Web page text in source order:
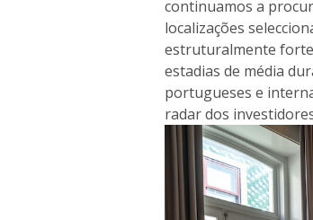
continuamos a
localizações
estruturalmente forte
estadias de média
portugueses e
radar dos